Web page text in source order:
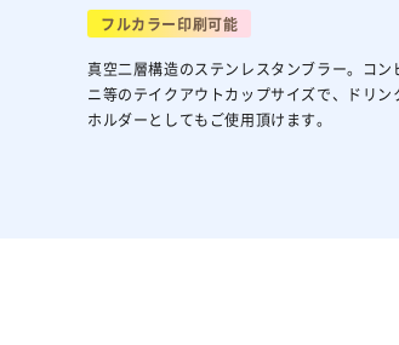
フルカラー印刷可能
真空二層構造のステンレスタンブラー。コン
ニ等のテイクアウトカップサイズで、ドリン
ホルダーとしてもご使用頂けます。